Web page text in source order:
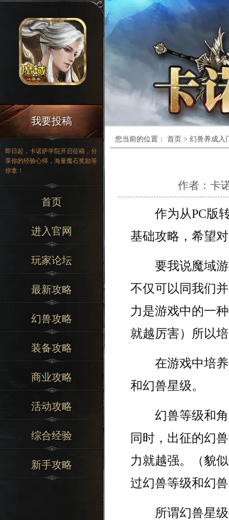
我要投稿
即日起，卡诺萨学院开启征稿，分
享你的经验心得，海量魔石奖励等
你拿！
首页
进入官网
玩家论坛
最新攻略
幻兽攻略
装备攻略
商业攻略
活动攻略
综合经验
新手攻略
您当前的位置： 首页 > 幻兽养成入
作者： 卡
作为从PC版转
基础攻略，希望
要我说魔域游
不仅可以同我们
力是游戏中的一
就越厉害）所以
在游戏中培养
和幻兽星级。
幻兽等级和角
同时，出征的幻
力就越强。（貌
过幻兽等级和幻
所谓幻兽星级